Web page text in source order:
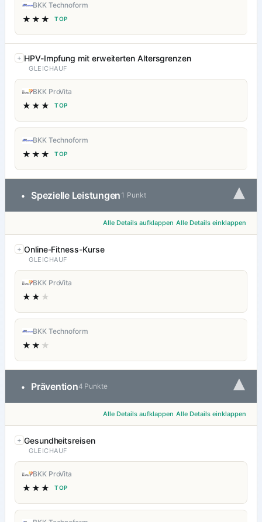
BKK Technoform
★★★ TOP
HPV-Impfung mit erweiterten Altersgrenzen
GLEICHAUF
BKK ProVita
★★★ TOP
BKK Technoform
★★★ TOP
• Spezielle Leistungen 1 Punkt ▾
Alle Details aufklappen Alle Details einklappen
Online-Fitness-Kurse
GLEICHAUF
BKK ProVita
★★ ★
BKK Technoform
★★ ★
• Prävention4 Punkte ▾
Alle Details aufklappen Alle Details einklappen
Gesundheitsreisen
GLEICHAUF
BKK ProVita
★★★ TOP